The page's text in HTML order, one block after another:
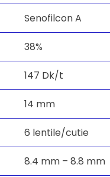
Senofilcon A
38%
147 Dk/t
14 mm
6 lentile/cutie
8.4 mm – 8.8 mm